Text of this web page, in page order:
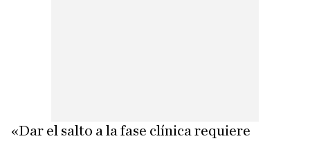
«Dar el salto a la fase clínica requiere